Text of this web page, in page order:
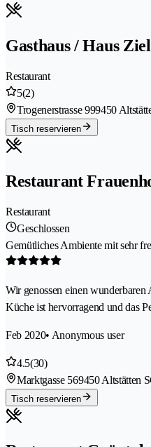
Gasthaus / Haus Ziel
Restaurant
5(2)
Trogenerstrasse 999450
Tisch reservieren
Restaurant
Restaurant
Geschlossen
Gemütliches Ambiente mit sehr
Wir genossen einen
Küche ist hervorragend und das
Feb 2020• Anonymous user
4.5(30)
Marktgasse 569450 Altstätten
Tisch reservieren